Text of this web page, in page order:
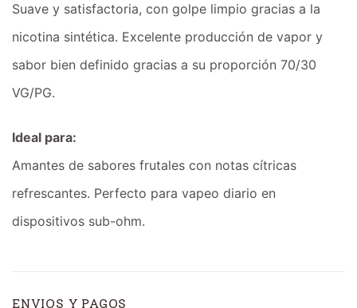
Suave y satisfactoria, con golpe limpio gracias a la
nicotina sintética. Excelente producción de vapor y
sabor bien definido gracias a su proporción 70/30
VG/PG.
Ideal para:
Amantes de sabores frutales con notas cítricas
refrescantes. Perfecto para vapeo diario en
dispositivos sub-ohm.
ENVIOS Y PAGOS